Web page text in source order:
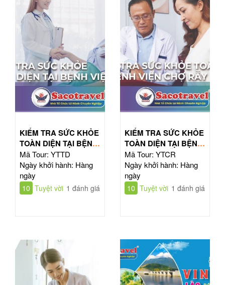
KIỂM TRA SỨC KHỎE
TOÀN DIỆN TẠI BỆNH
VIỆN TỪ DŨ
Mã Tour: YTTD
Ngày khởi hành: Hàng
ngày
10 Tuyệt vời 1 đánh giá
KIỂM TRA SỨC KHỎE
TOÀN DIỆN TẠI BỆNH
VIỆN CHỢ RẪY
Mã Tour: YTCR
Ngày khởi hành: Hàng
ngày
10 Tuyệt vời 1 đánh giá